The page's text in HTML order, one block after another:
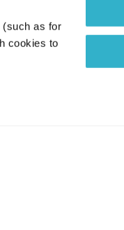
(such as for
cookies to